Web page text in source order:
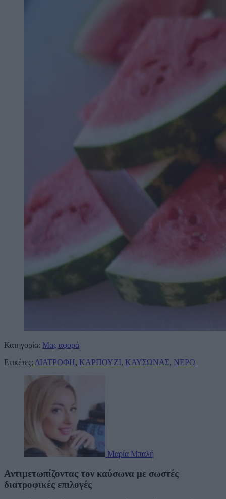
Κατηγορία: Μας αφορά
Ετικέτες: ΔΙΑΤΡΟΦΗ, ΚΑΡΠΟΥΖΙ, ΚΑΥΣΩΝΑΣ, ΝΕΡΟ
Μαρία Μπαλή
Αντιμετωπίζοντας τον καύσωνα με σωστές
διατροφικές επιλογές